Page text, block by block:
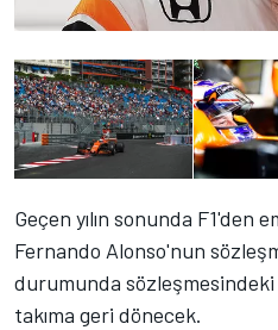
Geçen yılın sonunda F1'den
Fernando Alonso'nun
durumunda
takıma geri dönecek.